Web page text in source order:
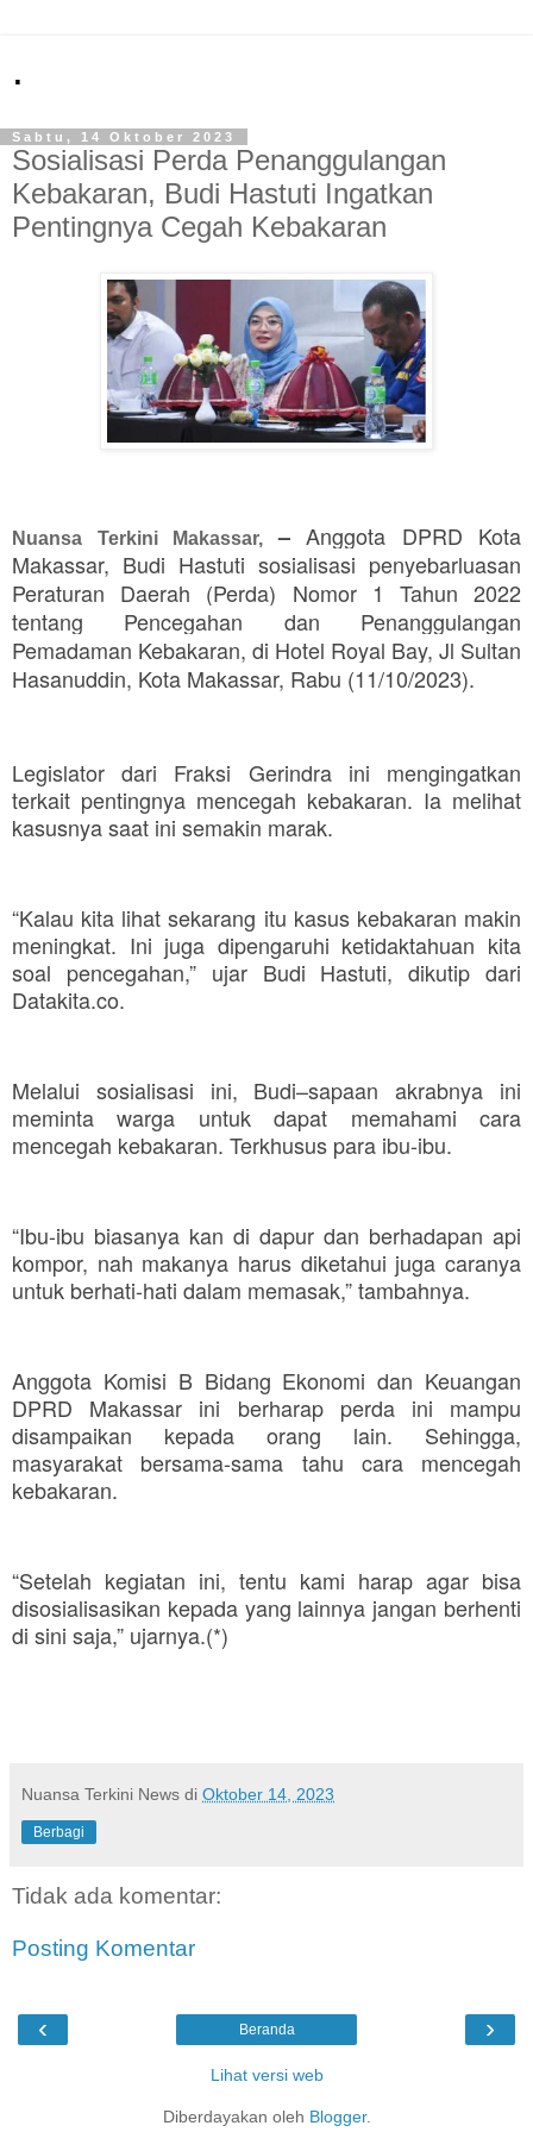
.
Sabtu, 14 Oktober 2023
Sosialisasi Perda Penanggulangan
Kebakaran, Budi Hastuti Ingatkan
Pentingnya Cegah Kebakaran
Nuansa Terkini Makassar,– Anggota DPRD Kota
Makassar, Budi Hastuti sosialisasi penyebarluasan
Peraturan Daerah (Perda) Nomor 1 Tahun 2022
tentang Pencegahan dan Penanggulangan
Pemadaman Kebakaran, di Hotel Royal Bay, Jl Sultan
Hasanuddin, Kota Makassar, Rabu (11/10/2023).
Legislator dari Fraksi Gerindra ini mengingatkan
terkait pentingnya mencegah kebakaran. Ia melihat
kasusnya saat ini semakin marak.
“Kalau kita lihat sekarang itu kasus kebakaran makin
meningkat. Ini juga dipengaruhi ketidaktahuan kita
soal pencegahan,” ujar Budi Hastuti, dikutip dari
Datakita.co.
Melalui sosialisasi ini, Budi–sapaan akrabnya ini
meminta warga untuk dapat memahami cara
mencegah kebakaran. Terkhusus para ibu-ibu.
“Ibu-ibu biasanya kan di dapur dan berhadapan api
kompor, nah makanya harus diketahui juga caranya
untuk berhati-hati dalam memasak,” tambahnya.
Anggota Komisi B Bidang Ekonomi dan Keuangan
DPRD Makassar ini berharap perda ini mampu
disampaikan kepada orang lain. Sehingga,
masyarakat bersama-sama tahu cara mencegah
kebakaran.
“Setelah kegiatan ini, tentu kami harap agar bisa
disosialisasikan kepada yang lainnya jangan berhenti
di sini saja,” ujarnya.(*)
Nuansa Terkini News di Oktober 14, 2023
Berbagi
Tidak ada komentar:
Posting Komentar
‹ ›
Beranda
Lihat versi web
Diberdayakan oleh Blogger.